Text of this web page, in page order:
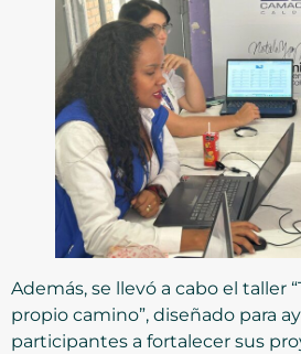
Además, se llevó a cabo el taller
propio camino”, diseñado para
participantes a fortalecer sus